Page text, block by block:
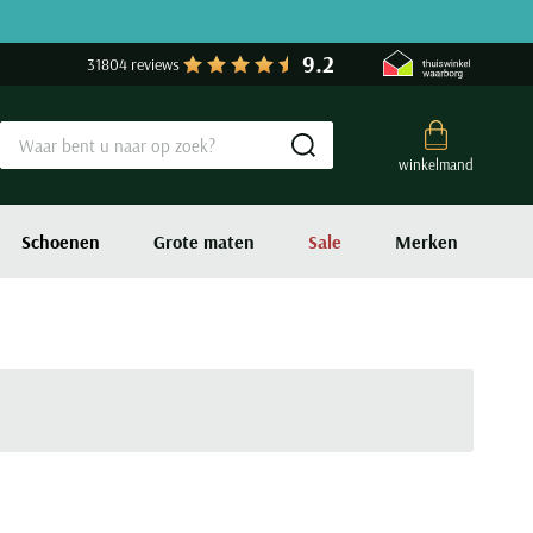
31804 reviews 9.2
winkelmand
Submit search
Schoenen Grote maten Sale Merken